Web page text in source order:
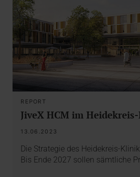
REPORT
JiveX HCM im
13.06.2023
Die Strategie des Heidekreis-
Bis Ende 2027 sollen sämtliche